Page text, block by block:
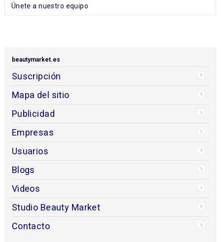
Únete a nuestro equipo
beautymarket.es
Suscripción
Mapa del sitio
Publicidad
Empresas
Usuarios
Blogs
Videos
Studio Beauty Market
Contacto